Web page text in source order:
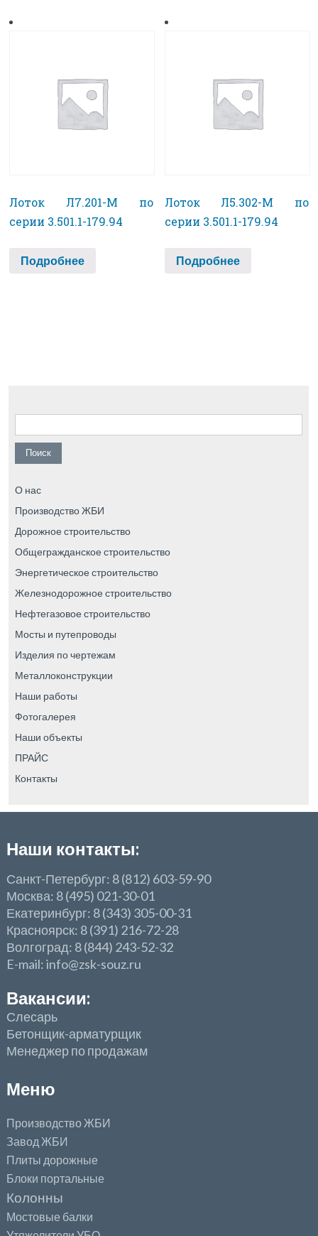
Лоток Л7.201-М по
серии 3.501.1-179.94
Подробнее
Лоток Л5.302-М по
серии 3.501.1-179.94
Подробнее
Найти:
О нас
Производство ЖБИ
Дорожное строительство
Общегражданское строительство
Энергетическое строительство
Железнодорожное строительство
Нефтегазовое строительство
Мосты и путепроводы
Изделия по чертежам
Металлоконструкции
Наши работы
Фотогалерея
Наши объекты
ПРАЙС
Контакты
Наши контакты:
Санкт-Петербург: 8 (812) 603-59-90
Москва: 8 (495) 021-30-01
Екатеринбург: 8 (343) 305-00-31
Красноярск: 8 (391) 216-72-28
Волгоград: 8 (844) 243-52-32
E-mail: info@zsk-souz.ru
Вакансии:
Слесарь
Бетонщик-арматурщик
Менеджер по продажам
Меню
Производство ЖБИ
Завод ЖБИ
Плиты дорожные
Блоки портальные
Колонны
Мостовые балки